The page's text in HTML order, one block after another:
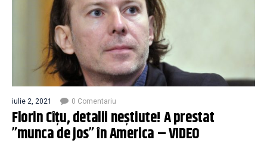
iulie 2, 2021 0 Comentariu
Florin Cîțu, detalii neștiute! A prestat
”munca de jos” în America – VIDEO